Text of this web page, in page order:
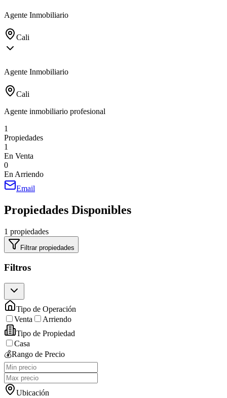
Agente Inmobiliario
Cali
Agente Inmobiliario
Cali
Agente inmobiliario profesional
1
Propiedades
1
En Venta
0
En Arriendo
Email
Propiedades Disponibles
1 propiedades
Filtrar propiedades
Filtros
Tipo de Operación
Venta
Arriendo
Tipo de Propiedad
Casa
💰Rango de Precio
Ubicación